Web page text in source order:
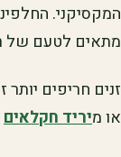
המקסיקני.
מתאים לטעם של
זנים חריפים יותר
או מיריד חקלאים